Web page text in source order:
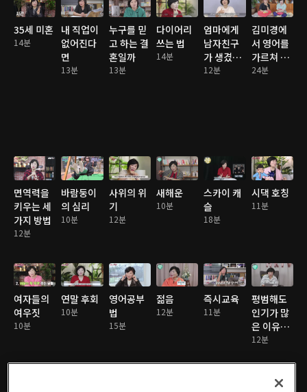
35세 미혼
14분
내 직업이
없어진다
면
13분
누구를 믿
고 하는 결
혼일까
13분
다이어리
쓰는 법
14분
엄마에게
남자친구
가 생겼을
때
12분
김미경에
서 영어를
가르쳐 준
선생님 초
24분
면역력을
키우는 세
가지 방법
12분
바람둥이
의 심리
10분
사위의 위
기
12분
새해운
10분
스카이 캐
슬
18분
시댁 호칭
11분
여자들의
여우짓
10분
연말 후회
10분
영어공부
법
15분
젊음
12분
즉시교육
11분
평범해도
인기가 많
은 이유와
비결
12분